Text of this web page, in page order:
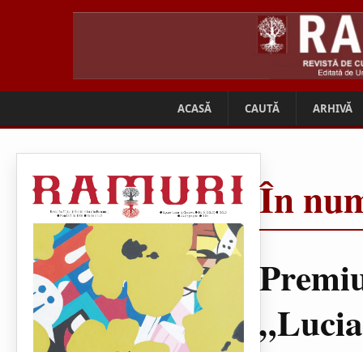
ACASĂ CAUTĂ ARHIVĂ
În